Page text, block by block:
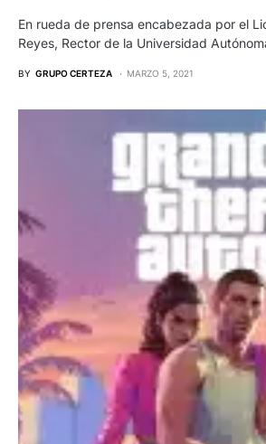
En rueda de prensa encabezada por el
Reyes, Rector de la Universidad
BY GRUPO CERTEZA MARZO 5, 2021